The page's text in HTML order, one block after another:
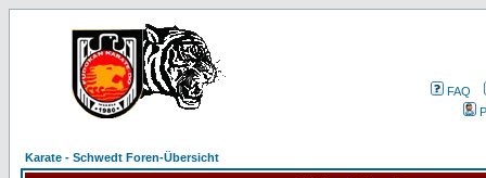
FAQ
Karate - Schwedt Foren-Übersicht